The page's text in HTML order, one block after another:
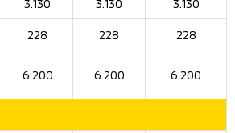
chắn hơn nhưng nhẹ hơn. Kết hợp
cơ thế hệ mới:
Bi-TURBO cho công suất tối đa
men xoắn cực đại 470 Nm. Đi kèm
cấp, kết hợp cùng hệ dẫn động hai
Select 4WD-II (AT Athlete).